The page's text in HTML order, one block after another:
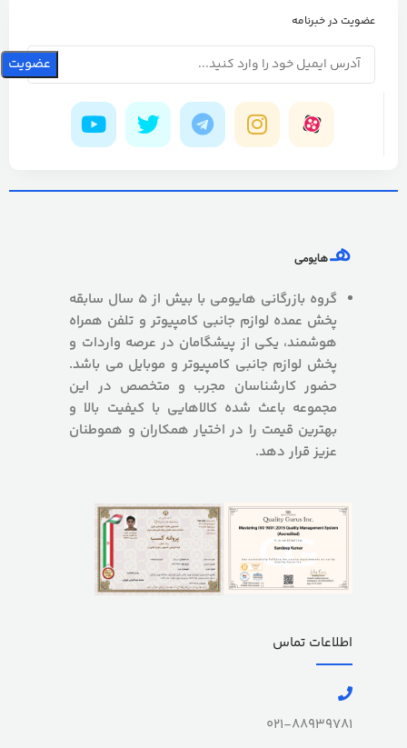
عضویت در خبرنامه
گروه بازرگانی هایومی با بیش از 5 سال سابقه
پخش عمده لوازم جانبی کامپیوتر و تلفن همراه
هوشمند، یکی از پیشگامان در عرصه واردات و
پخش لوازم جانبی کامپیوتر و موبایل می باشد.
حضور کارشناسان مجرب و متخصص در این
مجموعه باعث شده کالاهایی با کیفیت بالا و
بهترین قیمت را در اختیار همکاران و هموطنان
عزیز قرار دهد.
اطلاعات تماس
021-88939781